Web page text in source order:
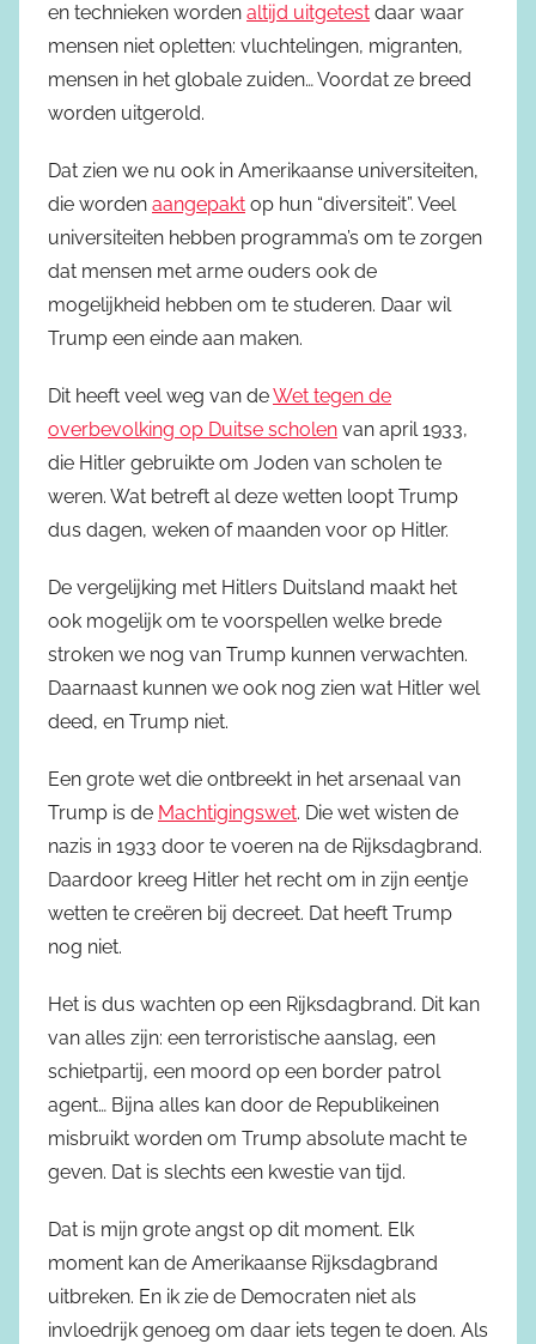
en technieken worden altijd uitgetest daar waar
mensen niet opletten: vluchtelingen, migranten,
mensen in het globale zuiden… Voordat ze breed
worden uitgerold.
Dat zien we nu ook in Amerikaanse universiteiten,
die worden aangepakt op hun “diversiteit”. Veel
universiteiten hebben programma’s om te zorgen
dat mensen met arme ouders ook de
mogelijkheid hebben om te studeren. Daar wil
Trump een einde aan maken.
Dit heeft veel weg van deWet tegen de
overbevolking op Duitse scholen van april 1933,
die Hitler gebruikte om Joden van scholen te
weren. Wat betreft al deze wetten loopt Trump
dus dagen, weken of maanden voor op Hitler.
De vergelijking met Hitlers Duitsland maakt het
ook mogelijk om te voorspellen welke brede
stroken we nog van Trump kunnen verwachten.
Daarnaast kunnen we ook nog zien wat Hitler wel
deed, en Trump niet.
Een grote wet die ontbreekt in het arsenaal van
Trump is de Machtigingswet. Die wet wisten de
nazis in 1933 door te voeren na de Rijksdagbrand.
Daardoor kreeg Hitler het recht om in zijn eentje
wetten te creëren bij decreet. Dat heeft Trump
nog niet.
Het is dus wachten op een Rijksdagbrand. Dit kan
van alles zijn: een terroristische aanslag, een
schietpartij, een moord op een border patrol
agent… Bijna alles kan door de Republikeinen
misbruikt worden om Trump absolute macht te
geven. Dat is slechts een kwestie van tijd.
Dat is mijn grote angst op dit moment. Elk
moment kan de Amerikaanse Rijksdagbrand
uitbreken. En ik zie de Democraten niet als
invloedrijk genoeg om daar iets tegen te doen. Als